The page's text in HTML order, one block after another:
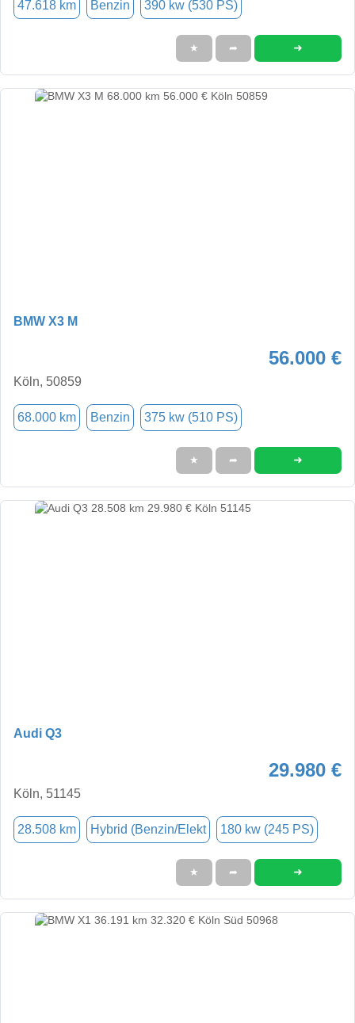
47.618 km Benzin 390 kw (530 PS)
★ ➦ ➜
BMW X3 M
56.000 €
Köln, 50859
68.000 km Benzin 375 kw (510 PS)
★ ➦ ➜
Audi Q3
29.980 €
Köln, 51145
28.508 km Hybrid (Benzin/Elekt 180 kw (245 PS)
★ ➦ ➜